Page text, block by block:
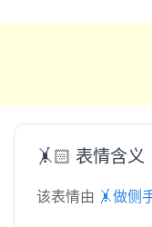
🤸🏻 表情含义
该表情由 🤸做侧